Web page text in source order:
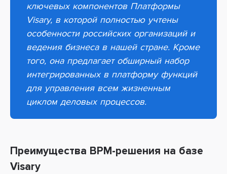
ключевых компонентов Платформы
Visary, в которой полностью учтены
особенности российских организаций и
ведения бизнеса в нашей стране. Кроме
того, она предлагает обширный набор
интегрированных в платформу функций
для управления всем жизненным
циклом деловых процессов.
Преимущества BPM-решения на базе
Visary